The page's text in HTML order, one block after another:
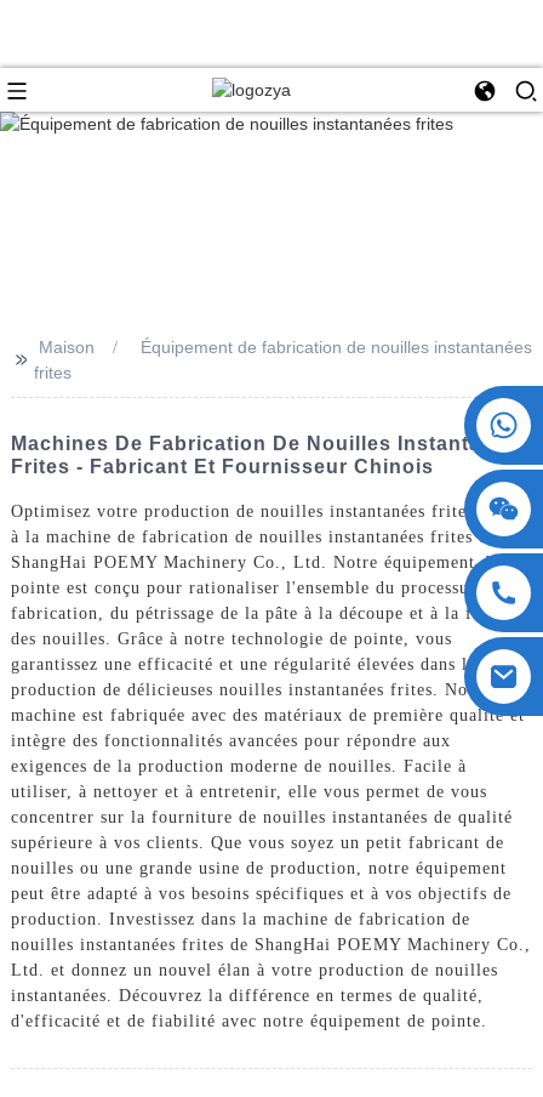
>>
Maison
Équipement de fabrication de nouilles instantanées
frites
Machines De Fabrication De Nouilles Instantanées
Frites - Fabricant Et Fournisseur Chinois
Optimisez votre production de nouilles instantanées frites grâce
à la machine de fabrication de nouilles instantanées frites de
ShangHai POEMY Machinery Co., Ltd. Notre équipement de
pointe est conçu pour rationaliser l'ensemble du processus de
fabrication, du pétrissage de la pâte à la découpe et à la friture
des nouilles. Grâce à notre technologie de pointe, vous
garantissez une efficacité et une régularité élevées dans la
production de délicieuses nouilles instantanées frites. Notre
machine est fabriquée avec des matériaux de première qualité et
intègre des fonctionnalités avancées pour répondre aux
exigences de la production moderne de nouilles. Facile à
utiliser, à nettoyer et à entretenir, elle vous permet de vous
concentrer sur la fourniture de nouilles instantanées de qualité
supérieure à vos clients. Que vous soyez un petit fabricant de
nouilles ou une grande usine de production, notre équipement
peut être adapté à vos besoins spécifiques et à vos objectifs de
production. Investissez dans la machine de fabrication de
nouilles instantanées frites de ShangHai POEMY Machinery Co.,
Ltd. et donnez un nouvel élan à votre production de nouilles
instantanées. Découvrez la différence en termes de qualité,
d'efficacité et de fiabilité avec notre équipement de pointe.